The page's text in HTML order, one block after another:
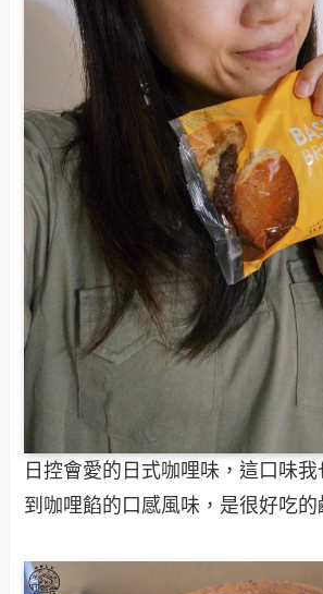
日控會愛的日式咖哩味，這口味
到咖哩餡的口感風味，是很好吃的